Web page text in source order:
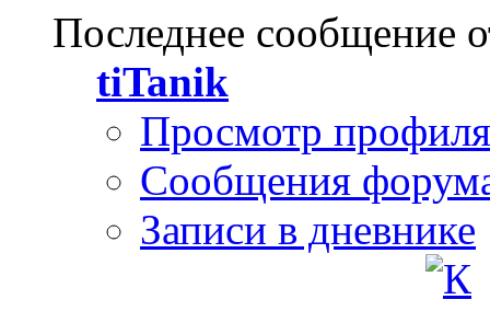
Последнее сообщение
tiTanik
Просмотр профиля
Сообщения
Записи в дневнике